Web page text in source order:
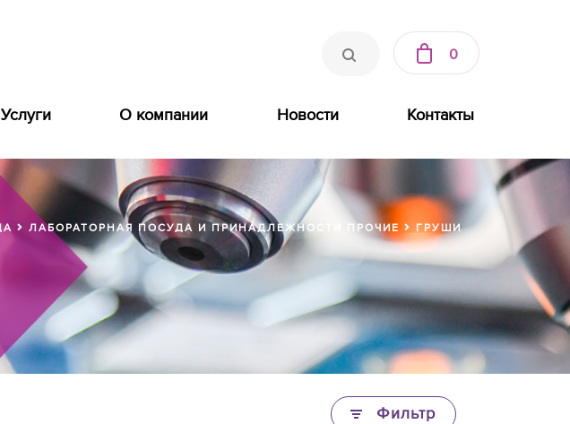
0
Услуги О компании Новости Контакты
ЛАБОРАТОРНАЯ ПОСУДА И ПРИНАДЛЕЖНОСТИ ПРОЧИЕ
ГРУШИ
Фильтр